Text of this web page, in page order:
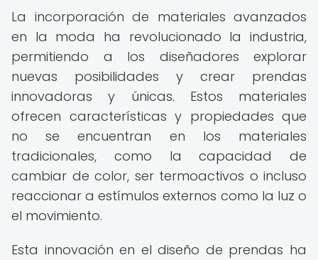
La incorporación de materiales avanzados
en la moda ha revolucionado la industria,
permitiendo a los diseñadores explorar
nuevas posibilidades y crear prendas
innovadoras y únicas. Estos materiales
ofrecen características y propiedades que
no se encuentran en los materiales
tradicionales, como la capacidad de
cambiar de color, ser termoactivos o incluso
reaccionar a estímulos externos como la luz o
el movimiento.
Esta innovación en el diseño de prendas ha